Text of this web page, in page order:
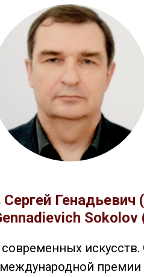
Генадьевич
Sokolov
искусств.
премии